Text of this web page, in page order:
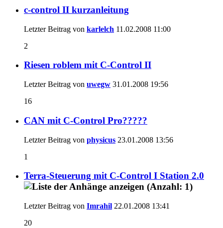
c-control II kurzanleitung
Letzter Beitrag von karlelch 11.02.2008 11:00
2
Riesen roblem mit C-Control II
Letzter Beitrag von uwegw 31.01.2008 19:56
16
CAN mit C-Control Pro?????
Letzter Beitrag von physicus 23.01.2008 13:56
1
Terra-Steuerung mit C-Control I Station 2.0
Letzter Beitrag von Imrahil 22.01.2008 13:41
20